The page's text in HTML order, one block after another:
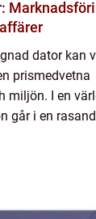
dator kan
prismedvetna
miljön. I en
går i en